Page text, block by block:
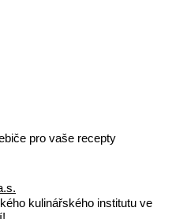
pro vaše recepty
kulinářského institutu ve